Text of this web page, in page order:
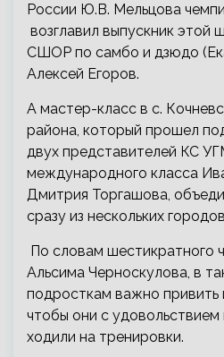
России Ю.В. Мельцова
возглавил выпускник этой
СШОР по самбо и дзюдо
Алексей Егоров.
А мастер-класс в с.
района, который прошел
двух представителей КС
международного класса
Дмитрия Торгашова,
сразу из нескольких
По словам шестикратного
Альсима Черноскулова, в
подросткам важно привить
чтобы они с удовольствием
ходили на тренировки.